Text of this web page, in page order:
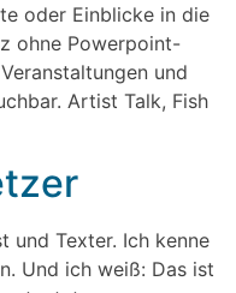
oder Einblicke in die
ohne Powerpoint-
und
Artist Talk, Fish
und Texter. Ich kenne
Und ich weiß: Das ist